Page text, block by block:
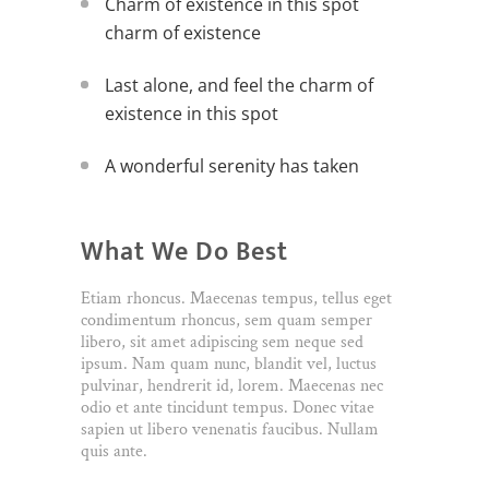
charm of existence
Last alone, and feel the charm of
existence in this spot
A wonderful serenity has taken
What We Do Best
Etiam rhoncus. Maecenas tempus, tellus eget
condimentum rhoncus, sem quam semper
libero, sit amet adipiscing sem neque sed
ipsum. Nam quam nunc, blandit vel, luctus
pulvinar, hendrerit id, lorem. Maecenas nec
odio et ante tincidunt tempus. Donec vitae
sapien ut libero venenatis faucibus. Nullam
quis ante.